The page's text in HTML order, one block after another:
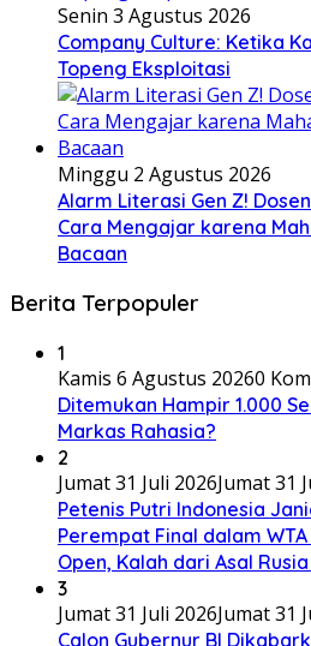
Senin 3 Agustus 2026
Company Culture: Ketika
Topeng Eksploitasi
Minggu 2 Agustus 2026
Alarm Literasi Gen Z!
Cara Mengajar karena
Bacaan
Berita Terpopuler
1
Kamis 6 Agustus 20260
Ditemukan Hampir 1.000
Markas Rahasia?
2
Jumat 31 Juli 2026Jumat 31
Petenis Putri Indonesia
Perempat Final dalam
Open, Kalah dari Asal
3
Jumat 31 Juli 2026Jumat 31
Calon Gubernur BI